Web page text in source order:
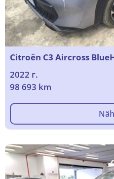
Citroën C3 Aircross
2022 г.
98 693 km